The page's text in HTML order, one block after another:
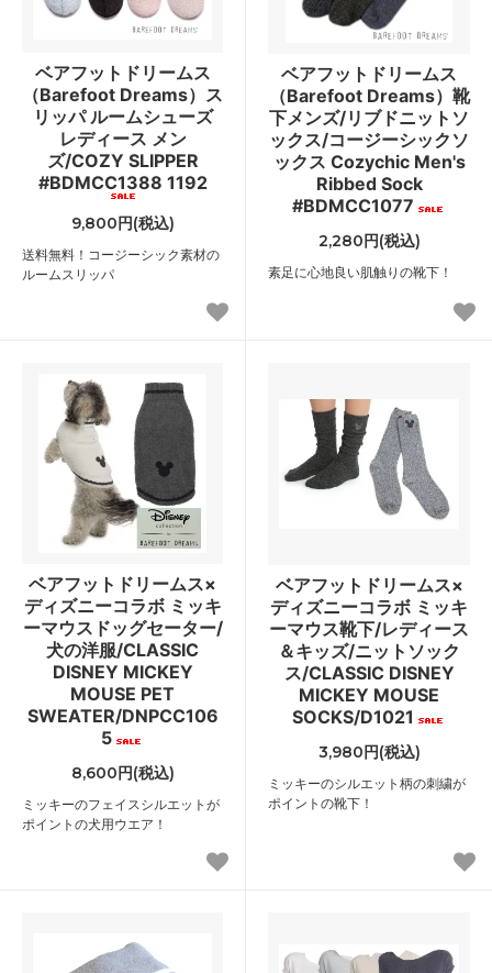
ベアフットドリームス
（Barefoot Dreams）ス
リッパ ルームシューズ
レディース メン
ズ/COZY SLIPPER
#BDMCC1388 1192
9,800円(税込)
送料無料！コージーシック素材の
ルームスリッパ
ベアフットドリームス
（Barefoot Dreams）靴
下メンズ/リブドニットソ
ックス/コージーシックソ
ックス Cozychic Men's
Ribbed Sock
#BDMCC1077
2,280円(税込)
素足に心地良い肌触りの靴下！
ベアフットドリームス×
ディズニーコラボ ミッキ
ーマウスドッグセーター/
犬の洋服/CLASSIC
DISNEY MICKEY
MOUSE PET
SWEATER/DNPCC106
5
8,600円(税込)
ミッキーのフェイスシルエットが
ポイントの犬用ウエア！
ベアフットドリームス×
ディズニーコラボ ミッキ
ーマウス靴下/レディース
＆キッズ/ニットソック
ス/CLASSIC DISNEY
MICKEY MOUSE
SOCKS/D1021
3,980円(税込)
ミッキーのシルエット柄の刺繍が
ポイントの靴下！